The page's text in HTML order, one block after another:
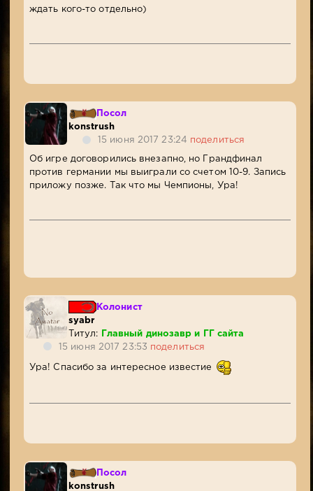
ждать кого-то отдельно)
Посол
konstrush
15 июня 2017 23:24 поделиться
Об игре договорились внезапно, но Грандфинал
против германии мы выиграли со счетом 10-9. Запись
приложу позже. Так что мы Чемпионы, Ура!
Колонист
syabr
Титул:
Главный динозавр и ГГ сайта
15 июня 2017 23:53 поделиться
Ура! Спасибо за интересное известие
Посол
konstrush